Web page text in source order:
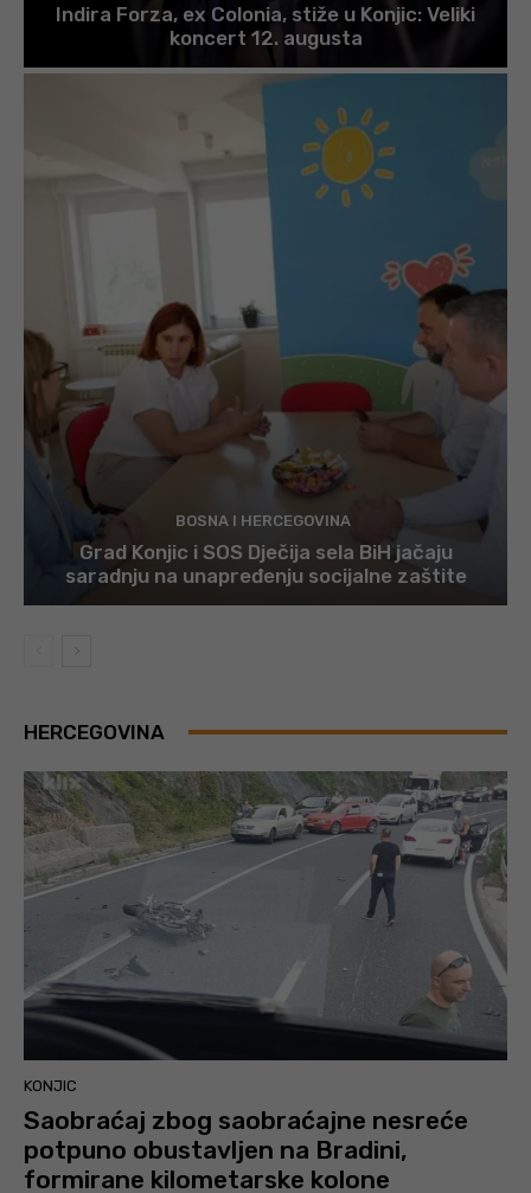
Indira Forza, ex Colonia, stiže u Konjic: Veliki
koncert 12. augusta
BOSNA I HERCEGOVINA
Grad Konjic i SOS Dječija sela BiH jačaju
saradnju na unapređenju socijalne zaštite
HERCEGOVINA
KONJIC
Saobraćaj zbog saobraćajne nesreće
potpuno obustavljen na Bradini,
formirane kilometarske kolone